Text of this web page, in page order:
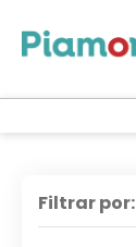
Filtrar por: